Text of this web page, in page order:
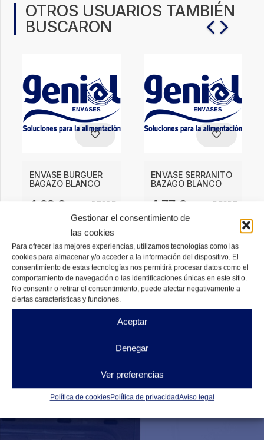
Gestionar el consentimiento de
las cookies
Para ofrecer las mejores experiencias, utilizamos tecnologías como las
cookies para almacenar y/o acceder a la información del dispositivo. El
consentimiento de estas tecnologías nos permitirá procesar datos como el
comportamiento de navegación o las identificaciones únicas en este sitio.
No consentir o retirar el consentimiento, puede afectar negativamente a
ciertas características y funciones.
Aceptar
Denegar
Ver preferencias
Política de cookiesPolítica de privacidadAviso legal
OTROS USUARIOS TAMBIÉN
BUSCARON
ENVASE BURGUER
BAGAZO BLANCO
4,62 € DESDE
DISPONIBLES
ENVASE SERRANITO
BAZAGO BLANCO
4,77 € DESDE